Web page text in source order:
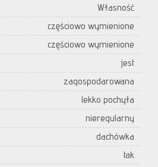
Własność
częściowo wymienione
częściowo wymienione
jest
zagospodarowana
lekko pochyła
nieregularny
dachówka
tak